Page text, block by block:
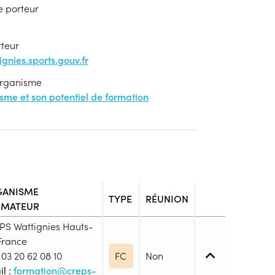
porteur
et son potentiel de formation
TYPE RÉUNION
Wattignies Hauts-
03 20 62 08 10
: formation@creps-
FC Non